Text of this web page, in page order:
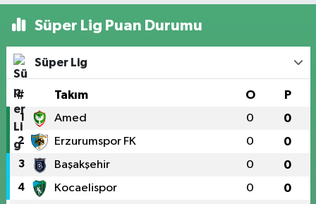
Süper Lig Puan Durumu
Süper Lig
# Takım O P
1 Amed 0 0
2 Erzurumspor FK 0 0
3 Başakşehir 0 0
4 Kocaelispor 0 0